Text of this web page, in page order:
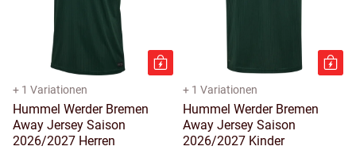
+ 1 Variationen
Hummel Werder Bremen
Away Jersey Saison
2026/2027 Herren
+ 1 Variationen
Hummel Werder Bremen
Away Jersey Saison
2026/2027 Kinder